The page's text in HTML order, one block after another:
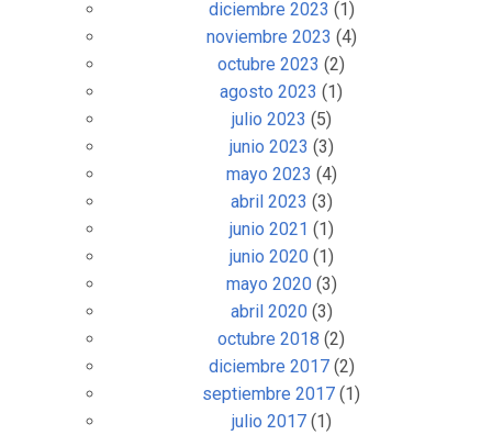
diciembre 2023 (1)
noviembre 2023 (4)
octubre 2023 (2)
agosto 2023 (1)
julio 2023 (5)
junio 2023 (3)
mayo 2023 (4)
abril 2023 (3)
junio 2021 (1)
junio 2020(1)
mayo 2020(3)
abril 2020(3)
octubre 2018 (2)
diciembre 2017(2)
septiembre 2017 (1)
julio 2017(1)